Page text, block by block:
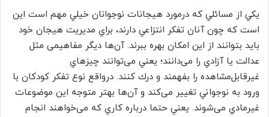
يكي از مسائلي كه درمورد هيجانات نوجوانان خيلي مهم است اين
است كه چون آنان تفكر انتزاعي دارند، براي مديريت هيجان خود
بايد بتوانند از اين امكان بهره ببرند. آن‌ها ديگر مفاهيمی‌ مثل
عدالت يا آزادي را می‌دانند؛ يعني می‌توانند چيزهاي
غيرقابل‌مشاهده را بفهمند و درك كنند. درواقع نوع تفكر كودكان با
ورود به نوجواني تغيير می‌كند و آن‌ها بهتر متوجه اين موضوعات
غيرمادي می‌شوند. يعني حتما درباره كاري كه می‌خواهند انجام